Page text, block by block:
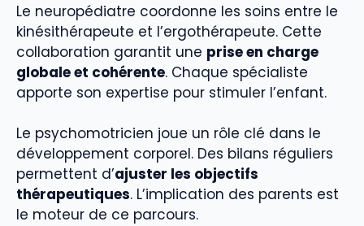
Le neuropédiatre coordonne les soins entre le
kinésithérapeute et l’ergothérapeute. Cette
collaboration garantit une prise en charge
globale et cohérente. Chaque spécialiste
apporte son expertise pour stimuler l’enfant.
Le psychomotricien joue un rôle clé dans le
développement corporel. Des bilans réguliers
permettent d’ajuster les objectifs
thérapeutiques. L’implication des parents est
le moteur de ce parcours.